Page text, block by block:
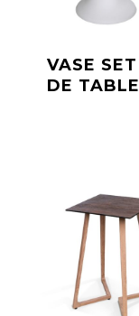
VASE SET
DE TABLE